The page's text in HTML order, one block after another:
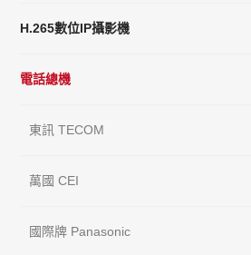
H.265數位IP攝影機
電話總機
東訊 TECOM
萬國 CEI
國際牌 Panasonic